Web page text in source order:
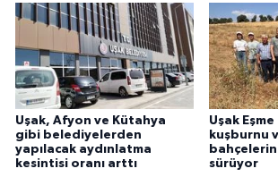
Uşak, Afyon ve Kütahya
gibi belediyelerden
yapılacak aydınlatma
kesintisi oranı arttı
Uşak
kuşburnu
sürüyor